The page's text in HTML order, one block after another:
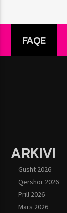
FAQE
ARKIVI
Gusht 2026
Qershor 2026
Prill 2026
Mars 2026